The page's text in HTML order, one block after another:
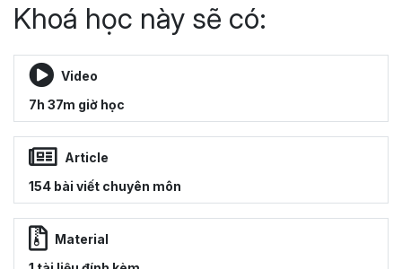
Khoá học này sẽ có:
Video
7h 37m giờ học
Article
154 bài viết chuyên môn
Material